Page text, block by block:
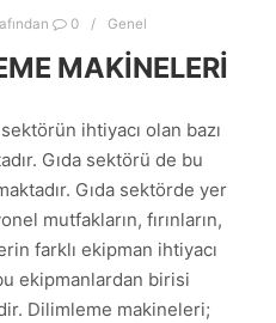
0 Genel
MAKINELERI
ihtiyacı olan bazı
Gıda sektörü de bu
Gıda sektörde yer
mutfakların, fırınların,
farklı ekipman ihtiyacı
ekipmanlardan birisi
Dilimleme makineleri;